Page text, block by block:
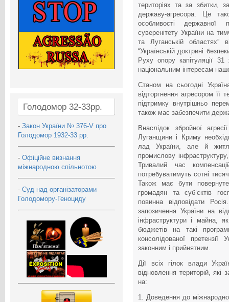
Голодомор 32-33рр.
- Закон України № 376-V про
Голодомор 1932-33 рр.
- Офіційне визнання
міжнародною спільнотою
- Суд над організаторами
Голодомору-Геноциду
територіях та за збитки,
державу-агресора. Це
особливості державної
суверенітету України на
та Луганській
“Українській доктрині
Руху опору капітуляції
національним інтересам
Станом на сьогодні
відторгнення агресором її
підтримку внутрішньо
також має забезпечити
Внаслідок збройної
Луганщини і Криму
лад України, але й
промислову
Тривалий час
потребуватимуть сотні
Також має бути
громадян та суб’єктів
повинна відповідати
запозичення України на
інфраструктури і майна,
бюджетів на такі
консолідованої
законним і прийнятним.
Дії всіх гілок влади
відновлення територій,
на:
1. Доведення до